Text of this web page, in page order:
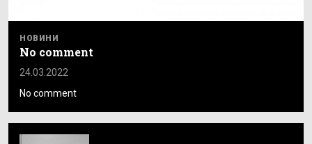
НОВИНИ
No comment
24.03.2022
No comment